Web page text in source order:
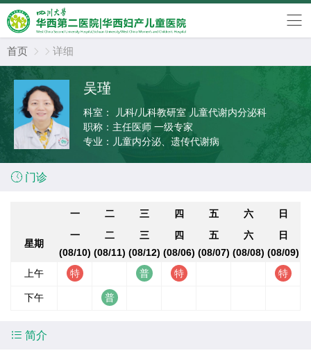
首页   详细
吴瑾
科室：
儿科/儿科教研室 儿童代谢内分泌科
职称： 主任医师 一级专家
专业： 儿童内分泌、遗传代谢病
 门诊
一 二 三 四 五 六 日
星期
一
(08/10)
二
(08/11)
三
(08/12)
四
(08/06)
五
(08/07)
六
(08/08)
日
(08/09)
上午
下午
 简介